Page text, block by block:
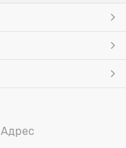
Адрес